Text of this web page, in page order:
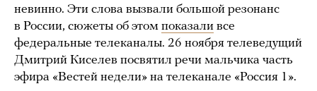
невинно. Эти слова вызвали большой резонанс
в России, сюжеты об этом показали все
федеральные телеканалы. 26 ноября телеведущий
Дмитрий Киселев посвятил речи мальчика часть
эфира «Вестей недели» на телеканале «Россия 1».